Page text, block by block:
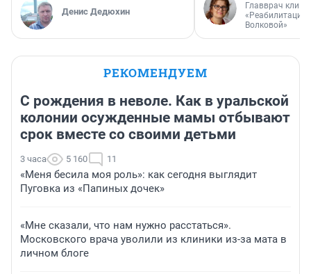
Денис Дедюхин
Главврач
«Реабилитация
Волковой»
РЕКОМЕНДУЕМ
С рождения в неволе. Как в уральской
колонии осужденные мамы отбывают
срок вместе со своими детьми
3 часа 5 160 11
«Меня бесила моя роль»: как сегодня выглядит
Пуговка из «Папиных дочек»
«Мне сказали, что нам нужно расстаться».
Московского врача уволили из клиники из-за мата в
личном блоге